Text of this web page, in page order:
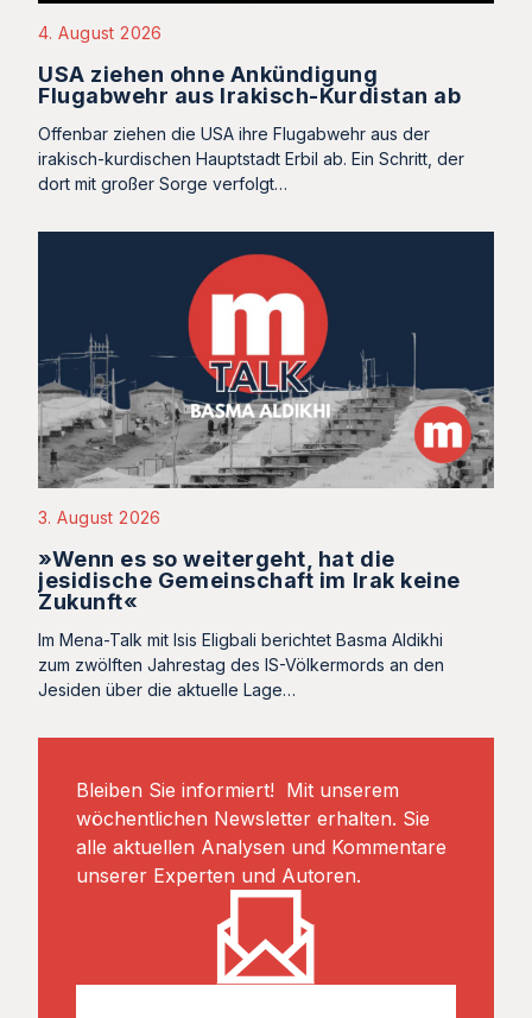
4. August 2026
USA ziehen ohne Ankündigung
Flugabwehr aus Irakisch-Kurdistan ab
Offenbar ziehen die USA ihre Flugabwehr aus der
irakisch-kurdischen Hauptstadt Erbil ab. Ein Schritt, der
dort mit großer Sorge verfolgt…
3. August 2026
»Wenn es so weitergeht, hat die
jesidische Gemeinschaft im Irak keine
Zukunft«
Im Mena-Talk mit Isis Eligbali berichtet Basma Aldikhi
zum zwölften Jahrestag des IS-Völkermords an den
Jesiden über die aktuelle Lage…
Bleiben Sie informiert! Mit unserem
wöchentlichen Newsletter erhalten. Sie
alle aktuellen Analysen und Kommentare
unserer Experten und Autoren.